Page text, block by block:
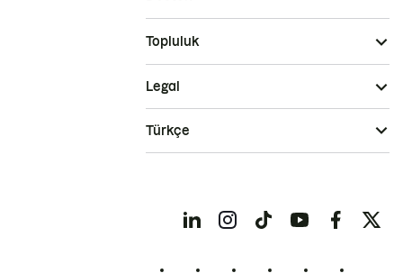
Topluluk
Legal
Türkçe